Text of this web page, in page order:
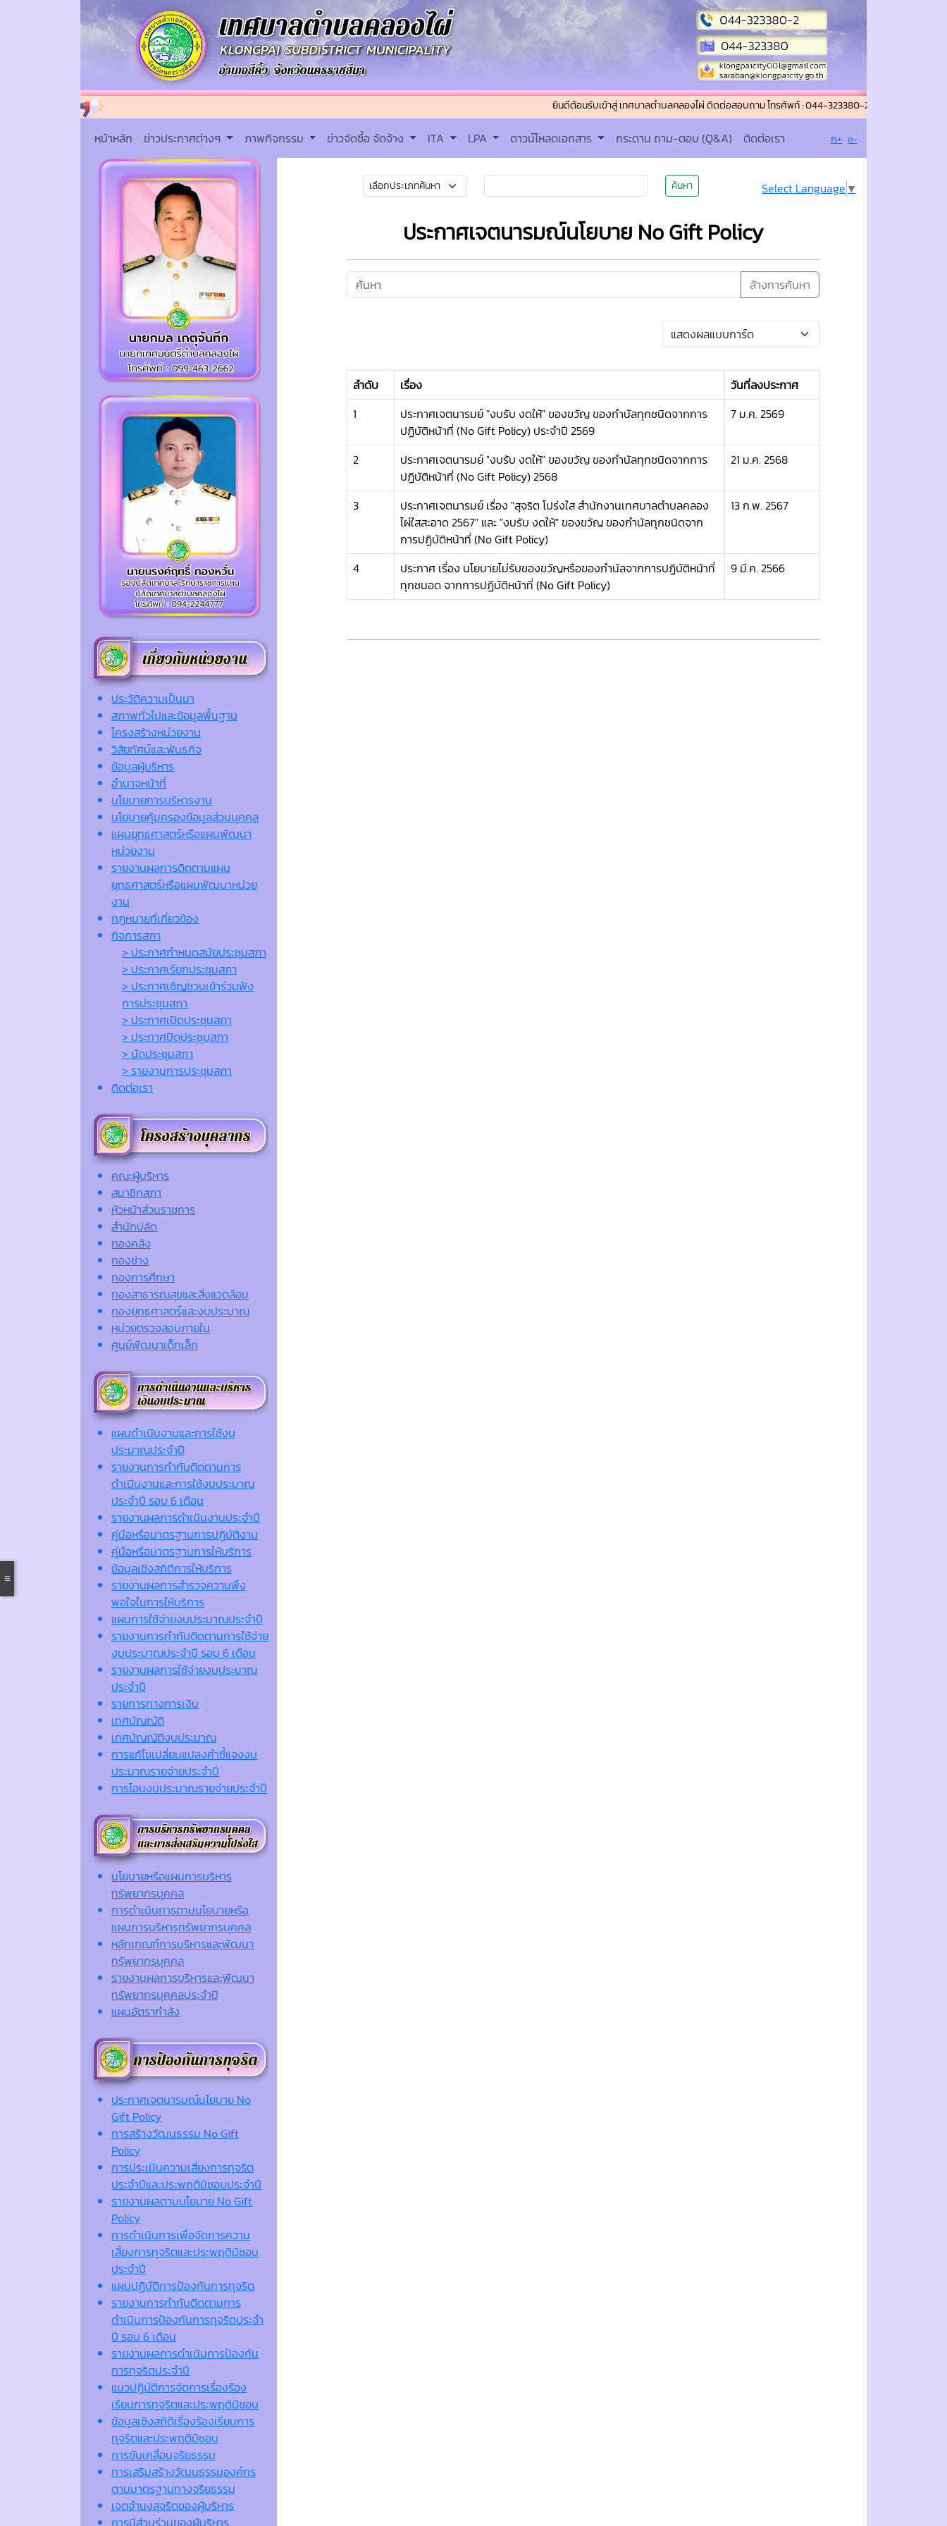
ยินดีต้อนรับเข้าสู่ เทศบาลตำบลคลองไผ่ ติดต่อสอบถาม โทรศัพท์ : 044-323380-2 โทรสาร (แฟกซ์) : 044-
หน้าหลัก ข่าวประกาศต่างๆ ภาพกิจกรรม ข่าวจัดซื้อ จัดจ้าง ITA LPA ดาวน์โหลดเอกสาร กระดาน ถาม-ตอบ (Q&A) ติดต่อเรา ก+ ก-
ประวัติความเป็นมา
สภาพทั่วไปและข้อมูลพื้นฐาน
โครงสร้างหน่วยงาน
วิสัยทัศน์และพันธกิจ
ข้อมูลผู้บริหาร
อำนาจหน้าที่
นโยบายการบริหารงาน
นโยบายคุ้มครองข้อมูลส่วนบุคคล
แผนยุทธศาสตร์หรือแผนพัฒนา
หน่วยงาน
รายงานผลการติดตามแผน
ยุทธศาสตร์หรือแผนพัฒนาหน่วย
งาน
กฎหมายที่เกี่ยวข้อง
กิจการสภา
> ประกาศกำหนดสมัยประชุมสภา
> ประกาศเรียกประชุมสภา
> ประกาศเชิญชวนเข้าร่วมฟัง
การประชุมสภา
> ประกาศเปิดประชุมสภา
> ประกาศปิดประชุมสภา
> นัดประชุมสภา
> รายงานการประชุมสภา
ติดต่อเรา
คณะผู้บริหาร
สมาชิกสภา
หัวหน้าส่วนราชการ
สำนักปลัด
กองคลัง
กองช่าง
กองการศึกษา
กองสาธารณสุขและสิ่งแวดล้อม
กองยุทธศาสตร์และงบประมาณ
หน่วยตรวจสอบภายใน
ศูนย์พัฒนาเด็กเล็ก
แผนดำเนินงานและการใช้งบ
ประมาณประจำปี
รายงานการกำกับติดตามการ
ดำเนินงานและการใช้งบประมาณ
ประจำปี รอบ 6 เดือน
รายงานผลการดำเนินงานประจำปี
คู่มือหรือมาตรฐานการปฏิบัติงาน
คู่มือหรือมาตรฐานการให้บริการ
ข้อมูลเชิงสถิติการให้บริการ
รายงานผลการสำรวจความพึง
พอใจในการให้บริการ
แผนการใช้จ่ายงบประมาณประจำปี
รายงานการกำกับติดตามการใช้จ่าย
งบประมาณประจำปี รอบ 6 เดือน
รายงานผลการใช้จ่ายงบประมาณ
ประจำปี
รายการทางการเงิน
เทศบัญญัติ
เทศบัญญัติงบประมาณ
การแก้ไขเปลี่ยนแปลงคำชี้แจงงบ
ประมาณรายจ่ายประจำปี
การโอนงบประมาณรายจ่ายประจำปี
นโยบายหรือแผนการบริหาร
ทรัพยากรบุคคล
การดำเนินการตามนโยบายหรือ
แผนการบริหารทรัพยากรบุคคล
หลักเกณฑ์การบริหารและพัฒนา
ทรัพยากรบุคคล
รายงานผลการบริหารและพัฒนา
ทรัพยากรบุคคลประจำปี
แผนอัตรากำลัง
ประกาศเจตนารมณ์นโยบาย No
Gift Policy
การสร้างวัฒนธรรม No Gift
Policy
การประเมินความเสี่ยงการทุจริต
ประจำปีและประพฤติมิชอบประจำปี
รายงานผลตามนโยบาย No Gift
Policy
การดำเนินการเพื่อจัดการความ
เสี่ยงการทุจริตและประพฤติมิชอบ
ประจำปี
แผนปฏิบัติการป้องกันการทุจริต
รายงานการกำกับติดตามการ
ดำเนินการป้องกันการทุจริตประจำ
ปี รอบ 6 เดือน
รายงานผลการดำเนินการป้องกัน
การทุจริตประจำปี
แนวปฏิบัติการจัดการเรื่องร้อง
เรียนการทุจริตและประพฤติมิชอบ
ข้อมูลเชิงสถิติเรื่องร้องเรียนการ
ทุจริตและประพฤติมิชอบ
การขับเคลื่อนจริยธรรม
การเสริมสร้างวัฒนธรรมองค์กร
ตามมาตรฐานทางจริยธรรม
เจตจํานงสุจริตของผู้บริหาร
การมีส่วนร่วมของผู้บริหาร
ค้นหา Select Language ▼
ประกาศเจตนารมณ์นโยบาย No Gift Policy
ล้างการค้นหา
ลำดับ เรื่อง
วันที่ลงประกาศ
1
ประกาศเจตนารมย์ "งบรับ งดให้" ของขวัญ ของกำนัลทุกชนิดจากการ
ปฏิบัติหน้าที่ (No Gift Policy) ประจำปี 2569
7 ม.ค. 2569
2
ประกาศเจตนารมย์ "งบรับ งดให้" ของขวัญ ของกำนัลทุกชนิดจากการ
ปฏิบัติหน้าที่ (No Gift Policy) 2568
21 ม.ค. 2568
3
ประกาศเจตนารมย์ เรื่อง "สุจริต โปร่งใส สำนักงานเทศบาลตำบลคลอง
ไผ่ใสสะอาด 2567" และ "งบรับ งดให้" ของขวัญ ของกำนัลทุกชนิดจาก
การปฏิบัติหน้าที่ (No Gift Policy)
13 ก.พ. 2567
4
ประกาศ เรื่อง นโยบายไม่รับของขวัญหรือของกำนัลจากการปฏิบัติหน้าที่
ทุกชนอด จากการปฏิบัติหน้าที่ (No Gift Policy)
9 มี.ค. 2566